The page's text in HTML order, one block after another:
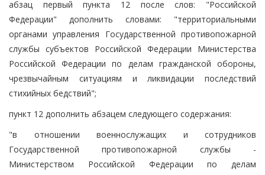
абзац первый пункта 12 после слов: "Российской
Федерации" дополнить словами: "территориальными
органами управления Государственной противопожарной
службы субъектов Российской Федерации Министерства
Российской Федерации по делам гражданской обороны,
чрезвычайным ситуациям и ликвидации последствий
стихийных бедствий";
пункт 12 дополнить абзацем следующего содержания:
"в отношении военнослужащих и сотрудников
Государственной противопожарной службы -
Министерством Российской Федерации по делам